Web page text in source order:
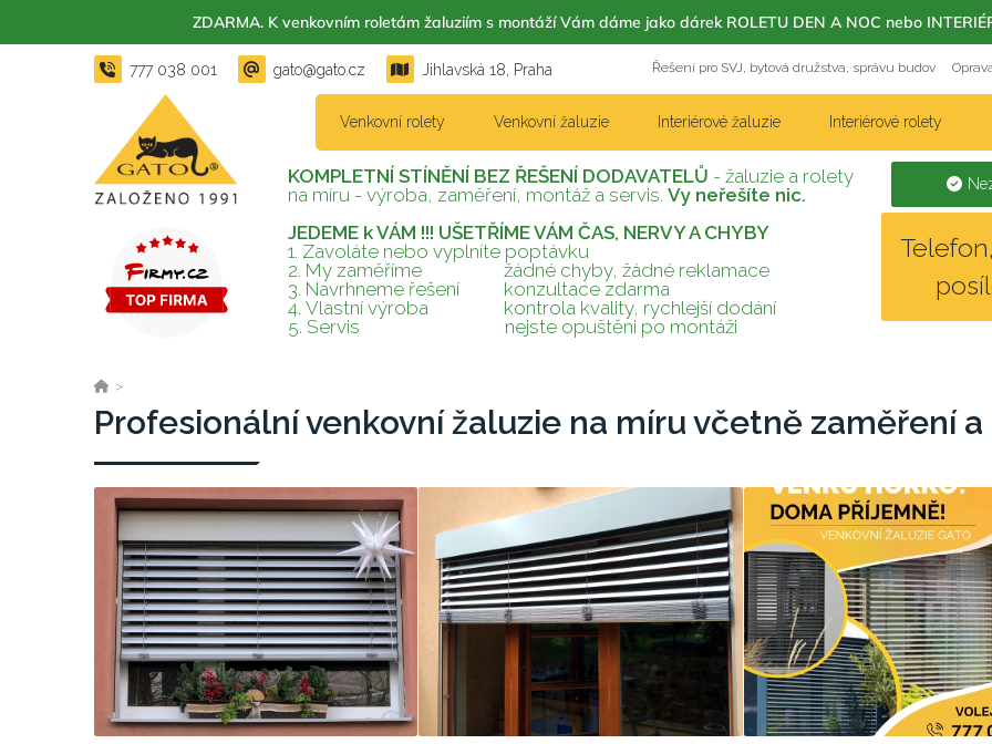
777 038 001 gato@gato.cz Jihlavská 18, Praha Řešení pro SVJ, bytová družstva, správu budov
Venkovní rolety Venkovní žaluzie Interiérové žaluzie Interiérové rolety
KOMPLETNÍ STÍNĚNÍ BEZ ŘEŠENÍ DODAVATELŮ - žaluzie a rolety
na míru - výroba, zaměření, montáž a servis. Vy neřešíte nic.
JEDEME k VÁM !!! UŠETŘÍME VÁM ČAS, NERVY A CHYBY
1. Zavoláte nebo vyplníte poptávku
2. My zaměříme
žádné chyby, žádné reklamace
3. Navrhneme řešení
konzultace zdarma
4. Vlastní výroba
kontrola kvality, rychlejší dodání
5. Servis nejste opuštěni po montáži
>
Profesionální venkovní žaluzie na míru včetně zaměření a
ZDARMA. K venkovním roletám žaluziím s montáží Vám dáme jako dárek ROLETU DEN A NOC nebo